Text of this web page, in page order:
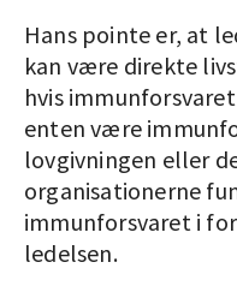
Hans pointe er, at
kan være direkte
hvis
enten være
lovgivningen eller
organisationerne
immunforsvaret i
ledelsen.